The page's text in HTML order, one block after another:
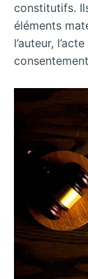
constitutifs.
éléments
l’auteur,